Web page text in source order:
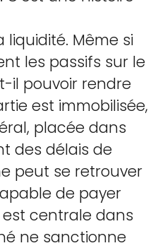
liquidité. Même si
les passifs sur le
il pouvoir rendre
est immobilisée,
placée dans
des délais de
peut se retrouver
de payer
centrale dans
ne sanctionne